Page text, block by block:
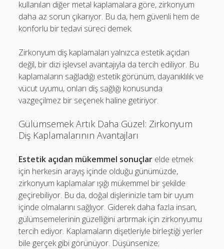
kullanılan diğer metal kaplamalara göre, zirkonyum
daha az sorun çıkarıyor. Bu da, hem güvenli hem de
konforlu bir tedavi süreci demek.
Zirkonyum diş kaplamaları yalnızca estetik açıdan
değil, bir dizi işlevsel avantajıyla da tercih ediliyor. Bu
kaplamaların sağladığı estetik görünüm, dayanıklılık ve
vücut uyumu, onları diş sağlığı konusunda
vazgeçilmez bir seçenek haline getiriyor.
Gülümsemek Artık Daha Güzel: Zirkonyum
Diş Kaplamalarının Avantajları
Estetik açıdan mükemmel sonuçlar elde etmek
için herkesin arayış içinde olduğu günümüzde,
zirkonyum kaplamalar ışığı mükemmel bir şekilde
geçirebiliyor. Bu da, doğal dişlerinizle tam bir uyum
içinde olmalarını sağlıyor. Giderek daha fazla insan,
gülümsemelerinin güzelliğini artırmak için zirkonyumu
tercih ediyor. Kaplamaların dişetleriyle birleştiği yerler
bile gerçek gibi görünüyor. Düşünsenize;